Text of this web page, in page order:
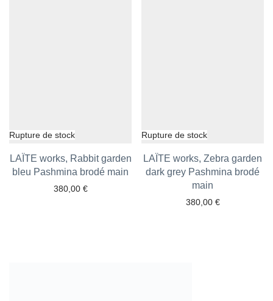
LAÏTE works, Rabbit garden
bleu Pashmina brodé main
380,00 €
Ajouter aux favoris
LAÏTE works, Zebra garden
dark grey Pashmina brodé
main
380,00 €
Ajouter aux favoris